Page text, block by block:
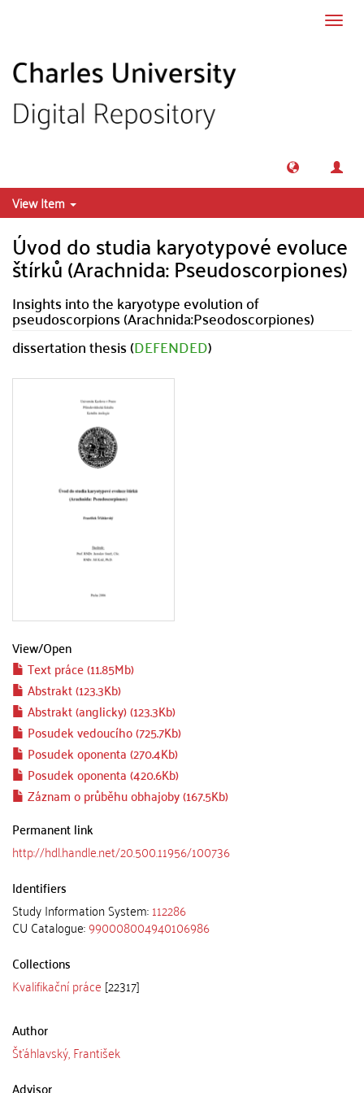
View Item
Úvod do studia karyotypové evoluce
štírků (Arachnida: Pseudoscorpiones)
Insights into the karyotype evolution of
pseudoscorpions (Arachnida:Pseodoscorpiones)
dissertation thesis (DEFENDED)
View/Open
Text práce (11.85Mb)
Abstrakt (123.3Kb)
Abstrakt (anglicky) (123.3Kb)
Posudek vedoucího (725.7Kb)
Posudek oponenta (270.4Kb)
Posudek oponenta (420.6Kb)
Záznam o průběhu obhajoby (167.5Kb)
Permanent link
http://hdl.handle.net/20.500.11956/100736
Identifiers
Study Information System:112286
CU Catalogue:990008004940106986
Collections
Kvalifikační práce [22317]
Author
Šťáhlavský, František
Advisor